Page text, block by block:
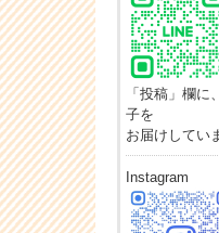
「投稿」欄に
子を
お届けしてい
Instagram